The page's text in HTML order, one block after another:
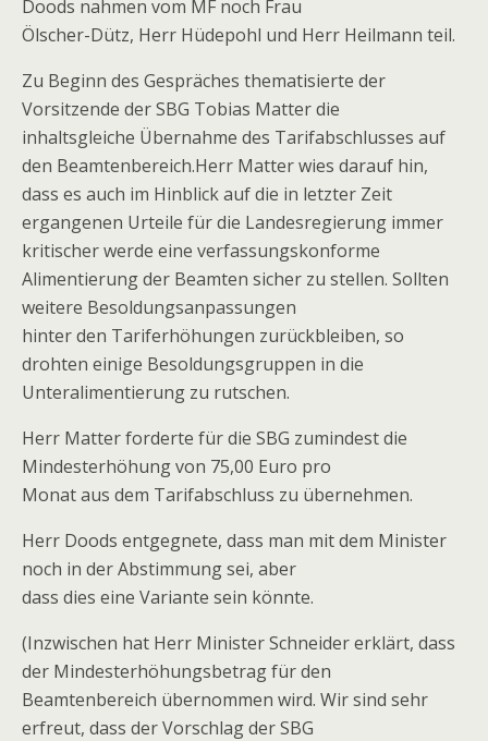
Doods nahmen vom MF noch Frau
Ölscher-Dütz, Herr Hüdepohl und Herr Heilmann teil.
Zu Beginn des Gespräches thematisierte der
Vorsitzende der SBG Tobias Matter die
inhaltsgleiche Übernahme des Tarifabschlusses auf
den Beamtenbereich.Herr Matter wies darauf hin,
dass es auch im Hinblick auf die in letzter Zeit
ergangenen Urteile für die Landesregierung immer
kritischer werde eine verfassungskonforme
Alimentierung der Beamten sicher zu stellen. Sollten
weitere Besoldungsanpassungen
hinter den Tariferhöhungen zurückbleiben, so
drohten einige Besoldungsgruppen in die
Unteralimentierung zu rutschen.
Herr Matter forderte für die SBG zumindest die
Mindesterhöhung von 75,00 Euro pro
Monat aus dem Tarifabschluss zu übernehmen.
Herr Doods entgegnete, dass man mit dem Minister
noch in der Abstimmung sei, aber
dass dies eine Variante sein könnte.
(Inzwischen hat Herr Minister Schneider erklärt, dass
der Mindesterhöhungsbetrag für den
Beamtenbereich übernommen wird. Wir sind sehr
erfreut, dass der Vorschlag der SBG